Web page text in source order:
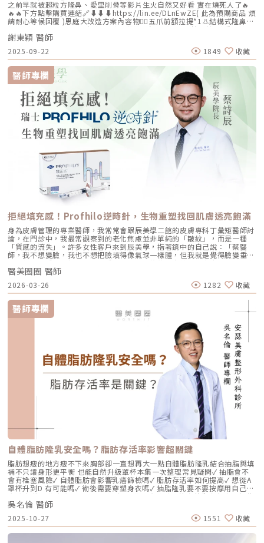
之前早就被超粒方隆鼻、愛里削骨等影片生火自然又好看 實在燒死人了🔥
🔥🔥下方點擊購買連結🔗⬇️⬇️⬇️https://lin.ee/DLnEwZE( 此為預購商品 煩
請耐心等候回覆 )思庭大改造方案內容物💁‍♀️五爪前額拉提*1👃結構式隆鼻*1
(加購縮鼻翼、敲鼻骨、貴族手術)👄微笑嘴角*1 (加購嘴邊肉拉提)重點摘
要：00:00 搶先看⚡⚡01:43 開箱手術方案內容物02:02 上臉眉眼分析 : 五
爪前額拉提02:36 中臉隆鼻分析 : 結構式隆鼻合併貴族手術03:58 下臉唇巴
分析 : 微笑嘴角+嘴扁肉拉提04:43 華麗買家秀05:25 五星好評分享
⭐⭐⭐⭐⭐▸▸歡迎合作洽談：followheart.marketing@gmail.com◂◂依心唯
美整形外科診所地址｜台北市信義區基隆路二段15號2樓電話｜（02）
2345-6777官方網站｜https://www.followheart.com.tw/官方諮詢｜
https://follow-heart.com/line臉書粉專｜https://follow-
heart.com/case_fbIG追起來｜https://follow-
heart.com/case_igWeChat ID｜Dr_followheart
謝東穎 醫師
2025-09-22 1849 收藏
醫師專欄
拒絕填充感！Profhilo逆時針，生物重塑找回肌膚透亮飽滿
身為皮膚管理的專業醫師，我常常會跟辰美學二館的皮膚專科丁彙矩醫師討
論，在門診中，我最常觀察到的老化焦慮並非單純的「皺紋」，而是一種
「質感的流失」。許多女性客戶來到辰美學，指著鏡中的自己說：「蔡醫
師，我不想變臉，我也不想把臉填得像氣球一樣腫，但我就是覺得臉變垂
了、乾了，看起來很累。」這種「累感」，往往來自於肌膚真皮層結構的崩
解。過去我們習慣用玻尿酸去「填補」凹陷，或是用電音波去「緊緻」皮
表，但在這兩者之間，其實存在著一個關鍵的空白區：生物重塑（Bio-
Remodeling）。這就是為什麼我對 Profhilo 逆時針（俗稱：璞菲洛）情
有獨鍾的原因。一、 重新定義抗老：為什麼妳需要的是「重塑」而非「填
充」？在深入了解 Profhilo逆時針 之前，我們必須先釐清肌膚老化的本
質。肌膚的年輕度由真皮層的三大支柱決定：水份、膠原蛋白
（Collagen）以及彈力蛋白（Elastin）。多數人對膠原蛋白耳熟能詳，它
就像建築物的「鋼筋水泥」，負責撐起皮膚的厚度與體積；然而，讓肌膚在
做表情後能迅速回彈、維持組織張力的關鍵，其實是彈力蛋白。彈力蛋白就
像支撐鋼筋的「橡皮筋」，不幸的是，人體在青春期過後，彈力蛋白的合成
速度就會大幅下降。當彈力蛋白流失，肌膚就會像失去彈性的鬆緊帶，出現
細紋、毛孔粗大、甚至是難以處理的「鬆弛型下垂」。傳統玻尿酸屬於「填
充型」，主要目的是增加體積（Volumizing），如果過度施打，容易造成
面部僵硬或「醫美臉」。而 Profhilo 逆時針的誕生，是為了從細胞底層進
行「修復與重塑」，讓皮膚自己找回年輕時的彈性。二、 Profhilo 逆時針
的科學核心：NAHYCO™ 專利技術Profhilo逆時針來自瑞士著名的 IBSA 製
藥集團。身為專業醫師，我非常看重產品的「純淨度」與「穩定性」。
Profhilo 之所以能在國際醫美界佔有一席之地，在於其革命性的
NAHYCO™ 專利熱融合技術。1. 醫學界的「純淨」突破：無化學交聯劑一
般玻尿酸為了維持在體內的時間，必須添加化學交聯劑（如 BDDE）。雖然
這在合法範圍內是安全的，但對於過敏體質或追求極致天然的客戶來說，仍
存在延遲性發炎的風險。Profhilo逆時針 透過精確的加熱與降溫製程，讓
高分子與低分子玻尿酸產生自然的氫鍵鍵結，完全不含 BDDE。這意味著它
具備極高的「生物相容性」，注射後能與人體組織完美融合。2. 高低分子玻
尿酸的「黃金比例」Profhilo 含有目前市面上極高濃度的玻尿酸
（64mg/2ml），它結合了： 高分子量玻尿酸（H-HA）：提供穩定的物理
支撐與深層鎖水，改善鬆弛。 低分子量玻尿酸（L-HA）：作為傳遞信號的
分子，直接活化真皮層內的纖維母細胞，誘導膠原蛋白與彈力蛋白新生。這
種「1+1 > 2」的協同作用，讓 Profhilo 在進入皮膚後，能像液態電波一
樣迅速擴散，全面性地改善膚質。三、 3 種細胞與 5 種蛋白：解開「液態
電波」的逆齡關鍵在辰美學的診間，我常跟客戶解釋，Profhilo 就像是為
肌膚施加了一種「啟動指令」。它不僅僅是補水，而是啟動了「3+5 逆齡機
制」： 活化 3 種關鍵細胞： 纖維母細胞：這是皮膚的「膠原工廠」。 角質
醫美圈圈 醫師
2026-03-26 1282 收藏
醫師專欄
自體脂肪隆乳安全嗎？脂肪存活率影響超關鍵
脂肪想瘦的地方瘦不下來胸部卻一直想再大一點自體脂肪隆乳結合抽脂與填
補不只讓身形更平衡 也能自然升級罩杯本集一次整理常見疑問✓ 抽脂會不
會有栓塞風險✓ 自體脂肪會影響乳癌篩檢嗎✓ 脂肪存活率如何提高✓ 想從A
罩杯升到D 有可能嗎✓ 術後需要穿塑身衣嗎✓ 抽脂隆乳要不要按摩用自己的
脂肪 打造柔軟真實的胸型適合誰 怎麼做 最有效將給妳完整觀念與安心評估
依據重點摘要：0:00 #她說他說0:40 #自體脂肪隆乳v.s.#假體隆乳 想要哪
一樣？1:02 關於手術安全性 #自體隆乳2:12 不同的抽脂方式 #脂肪存活率
會一樣嗎？3:16 關於抽脂安全 #脂肪栓塞問題 ？4:09 關於手術安全性 #矽
膠隆乳相關影片：• 罩杯升級前必看，自體脂肪豐胸解析！ EP20• 男生
女乳好尷尬，胸部困擾的隱藏原因你有嗎？ EP24• 抽就對了？抽脂局部雕
吳名倫 醫師
2025-10-27 1551 收藏